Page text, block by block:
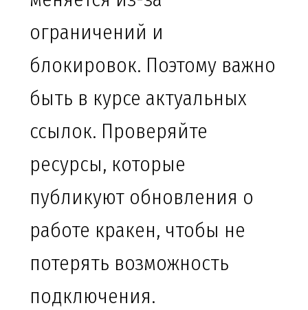
ограничений и
блокировок. Поэтому важно
быть в курсе актуальных
ссылок. Проверяйте
ресурсы, которые
публикуют обновления о
работе кракен, чтобы не
потерять возможность
подключения.